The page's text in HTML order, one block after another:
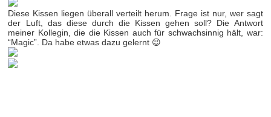
Diese Kissen liegen überall verteilt herum. Frage ist nur, wer sagt
der Luft, das diese durch die Kissen gehen soll? Die Antwort
meiner Kollegin, die die Kissen auch für schwachsinnig hält, war:
“Magic”. Da habe etwas dazu gelernt 😉